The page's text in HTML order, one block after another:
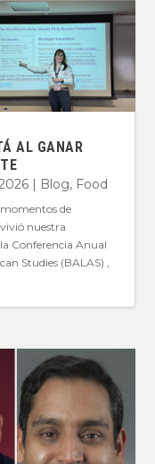
AL GANAR
| Blog, Food
de
nuestra
Conferencia Anual
Studies (BALAS) ,